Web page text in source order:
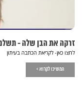
זרקה את הבן שלה - תשלם
לחצו כאן- לקריאת הכתבה בעיתון
המשיכו לקרוא >